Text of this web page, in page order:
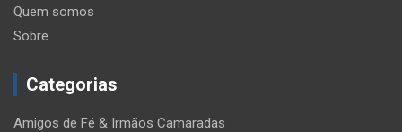
Quem somos
Sobre
Categorias
Amigos de Fé & Irmãos Camaradas